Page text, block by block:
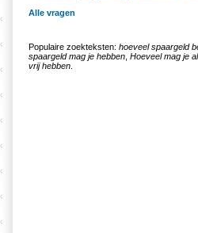
Alle vragen
Populaire zoekteksten: hoeveel spaargeld
spaargeld mag je hebben Hoeveel mag je
vrij hebben